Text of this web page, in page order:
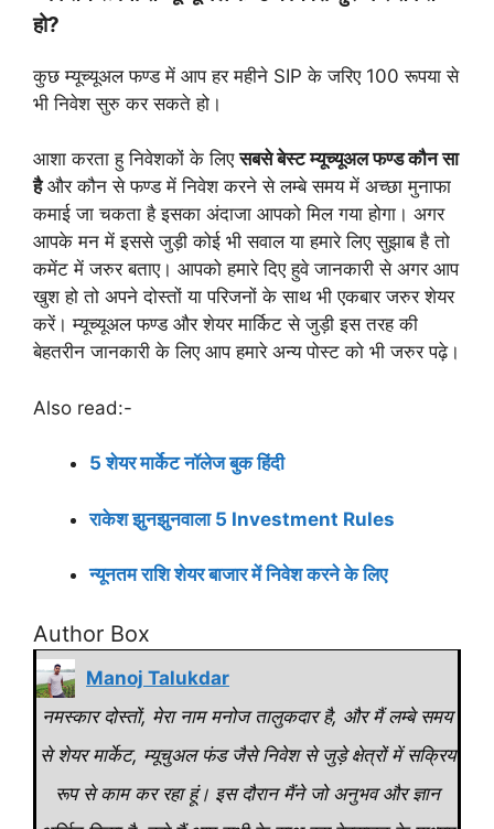
हो?
कुछ म्यूच्यूअल फण्ड में आप हर महीने SIP के जरिए 100 रूपया से
भी निवेश सुरु कर सकते हो।
आशा करता हु निवेशकों के लिएसबसे बेस्ट म्यूच्यूअल फण्ड कौन सा
हैऔर कौन से फण्ड में निवेश करने से लम्बे समय में अच्छा मुनाफा
कमाई जा चकता है इसका अंदाजा आपको मिल गया होगा। अगर
आपके मन में इससे जुड़ी कोई भी सवाल या हमारे लिए सुझाब है तो
कमेंट में जरुर बताए। आपको हमारे दिए हुवे जानकारी से अगर आप
खुश हो तो अपने दोस्तों या परिजनों के साथ भी एकबार जरुर शेयर
करें। म्यूच्यूअल फण्ड और शेयर मार्किट से जुड़ी इस तरह की
बेहतरीन जानकारी के लिए आप हमारे अन्य पोस्ट को भी जरुर पढ़े।
Also read:-
5 शेयर मार्केट नॉलेज बुक हिंदी
राकेश झुनझुनवाला 5 Investment Rules
न्यूनतम राशि शेयर बाजार में निवेश करने के लिए
Author Box
Manoj Talukdar
नमस्कार दोस्तों, मेरा नाम मनोज तालुकदार है, और मैं लम्बे समय
से शेयर मार्केट, म्यूचुअल फंड जैसे निवेश से जुड़े क्षेत्रों में सक्रिय
रूप से काम कर रहा हूं। इस दौरान मैंने जो अनुभव और ज्ञान